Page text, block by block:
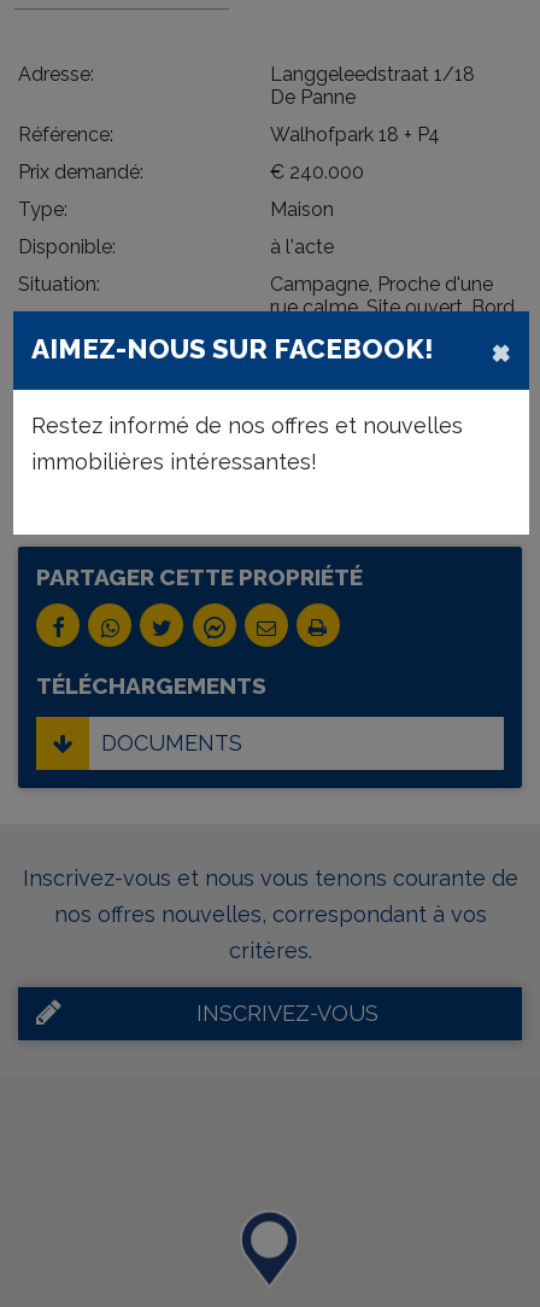
Adresse:
Langgeleedstraat 1/18
De Panne
Référence:
Walhofpark 18 + P4
Prix demandé:
€ 240.000
Type:
Maison
Disponible:
à l'acte
Situation:
Campagne, Proche d'une
rue calme, Site ouvert, Bord
PARTAGER CETTE PROPRIÉTÉ
TÉLÉCHARGEMENTS
DOCUMENTS
Inscrivez-vous et nous vous tenons courante de
nos offres nouvelles, correspondant à vos
critères.
INSCRIVEZ-VOUS
×
AIMEZ-NOUS SUR FACEBOOK!
Restez informé de nos offres et nouvelles
immobilières intéressantes!